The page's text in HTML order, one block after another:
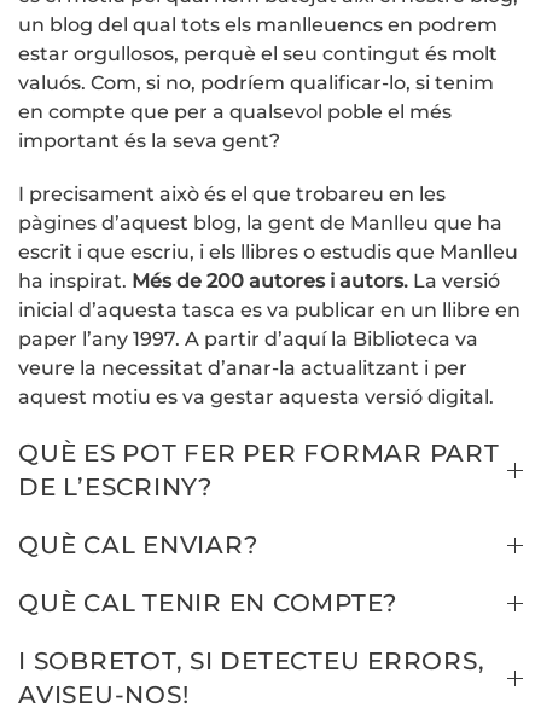
un blog del qual tots els manlleuencs en podrem
estar orgullosos, perquè el seu contingut és molt
valuós. Com, si no, podríem qualificar-lo, si tenim
en compte que per a qualsevol poble el més
important és la seva gent?
I precisament això és el que trobareu en les
pàgines d’aquest blog, la gent de Manlleu que ha
escrit i que escriu, i els llibres o estudis que Manlleu
ha inspirat. Més de 200 autores i autors. La versió
inicial d’aquesta tasca es va publicar en un llibre en
paper l’any 1997. A partir d’aquí la Biblioteca va
veure la necessitat d’anar-la actualitzant i per
aquest motiu es va gestar aquesta versió digital.
QUÈ ES POT FER PER FORMAR PART
DE L’ESCRINY?
QUÈ CAL ENVIAR?
QUÈ CAL TENIR EN COMPTE?
I SOBRETOT, SI DETECTEU ERRORS,
AVISEU-NOS!